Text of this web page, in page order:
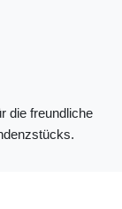
die freundliche